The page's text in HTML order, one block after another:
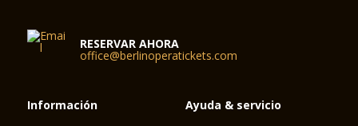
RESERVAR AHORA
office@berlinoperatickets.com
Información Ayuda & servicio